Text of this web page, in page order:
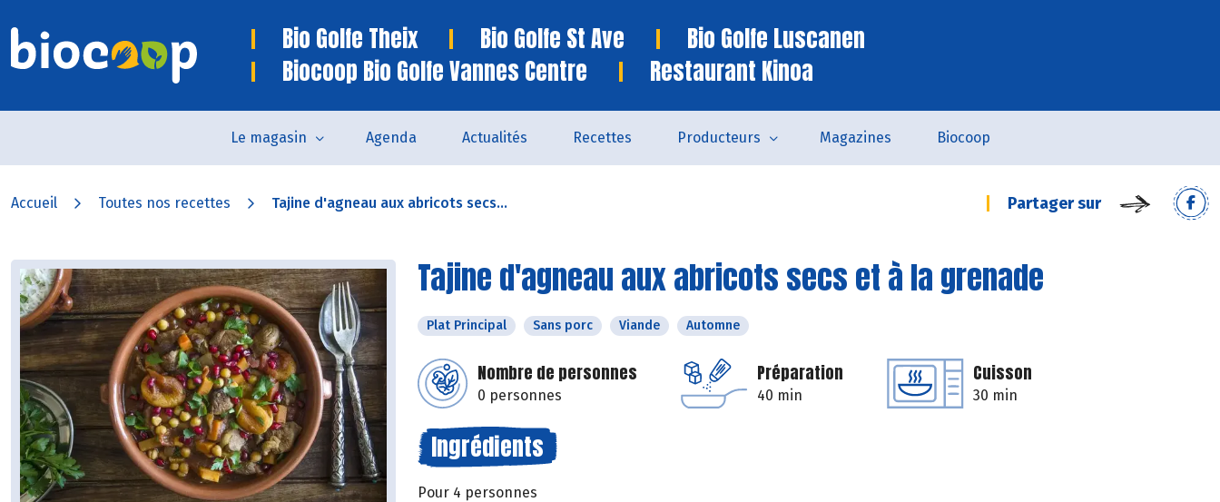
Bio Golfe Theix Bio Golfe St Ave
Bio Golfe Luscanen
Biocoop Bio Golfe Vannes Centre
Restaurant Kinoa
Le magasin Agenda Actualités Recettes Producteurs Magazines Biocoop
Accueil Toutes nos recettes Tajine d'agneau aux abricots secs... Partager sur
Tajine d'agneau aux abricots secs et à la grenade
Plat Principal Sans porc Viande Automne
Nombre de personnes
0 personnes
Préparation
40 min
Cuisson
30 min
Ingrédients
Pour 4 personnes